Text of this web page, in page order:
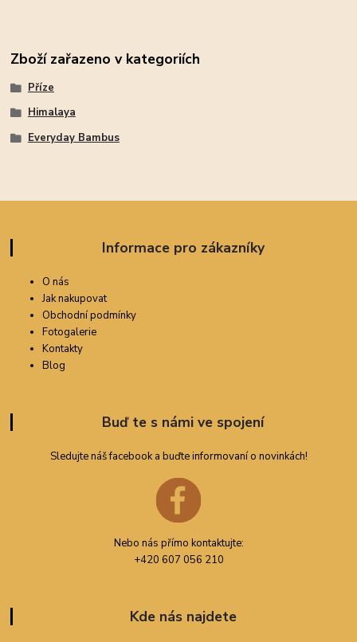
Zboží zařazeno v kategoriích
Příze
Himalaya
Everyday Bambus
Informace pro zákazníky
O nás
Jak nakupovat
Obchodní podmínky
Fotogalerie
Kontakty
Blog
Buď te s námi ve spojení
Sledujte náš facebook a buďte informovaní o novinkách!
Nebo nás přímo kontaktujte:
+420 607 056 210
Kde nás najdete